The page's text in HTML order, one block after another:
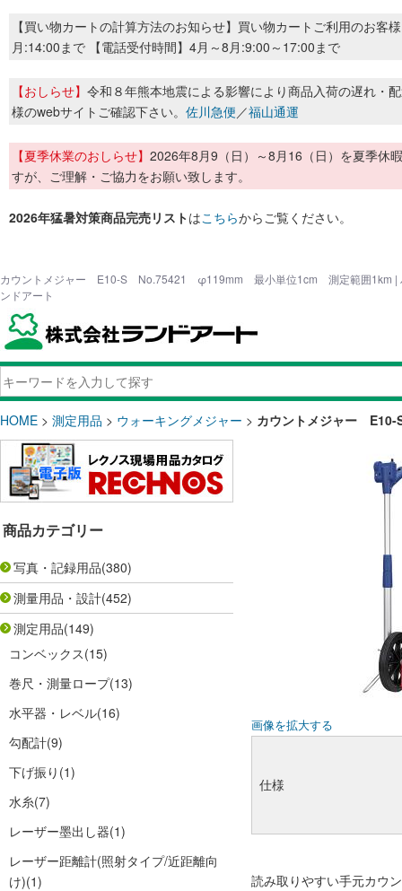
【買い物カートの計算方法のお知らせ】買い物カートご利用のお客
月:14:00まで 【電話受付時間】4月～8月:9:00～17:00まで
【おしらせ】 令和８年熊本地震による影響により商品入荷の遅れ・
様のwebサイトご確認下さい。 佐川急便／福山通運
【夏季休業のおしらせ】 2026年8月9（日）～8月16（日）を夏季休
すが、ご理解・ご協力をお願い致します。
2026年猛暑対策商品完売リストはこちらからご覧ください。
カウントメジャー E10-S No.75421 φ119mm 最小単位1cm 測定範囲1km |
ンドアート
HOME > 測定用品 > ウォーキングメジャー > カウントメジャー
商品カテゴリー
写真・記録用品(380)
測量用品・設計(452)
測定用品(149)
コンベックス(15)
巻尺・測量ロープ(13)
水平器・レベル(16)
勾配計(9)
下げ振り (1)
水糸(7)
レーザー墨出し器(1)
レーザー距離計(照射タイプ/近距離向
け)(1)
画像を拡大する
仕様
読み取りやすい手元カウ